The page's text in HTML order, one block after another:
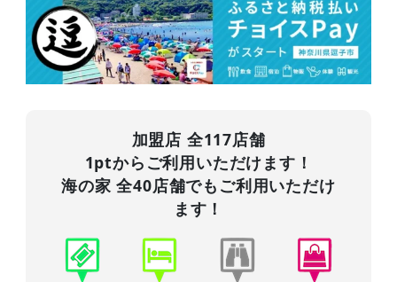
加盟店 全117店舗
1ptからご利用いただけます！
海の家 全40店舗でもご利用いただけ
ます！